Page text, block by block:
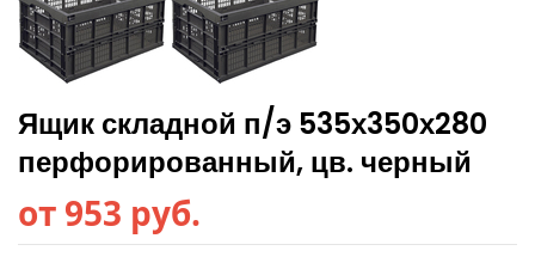
Ящик складной п/э 535х350х280
перфорированный, цв. черный
от 953 руб.